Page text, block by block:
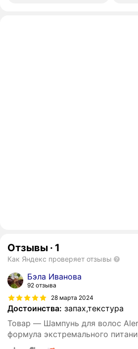
Отзывы · 1
Как Яндекс проверяет отзывы
Бэла Иванова
92 отзыва
28 марта 2024
Достоинства: запах,текстура
Товар — Шампунь для волос
формула экстремального